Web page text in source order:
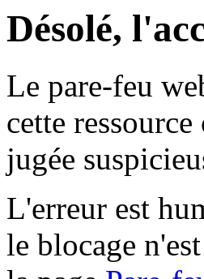
Désolé,
Le pare-feu
cette
jugée
L'erreur est
le blocage